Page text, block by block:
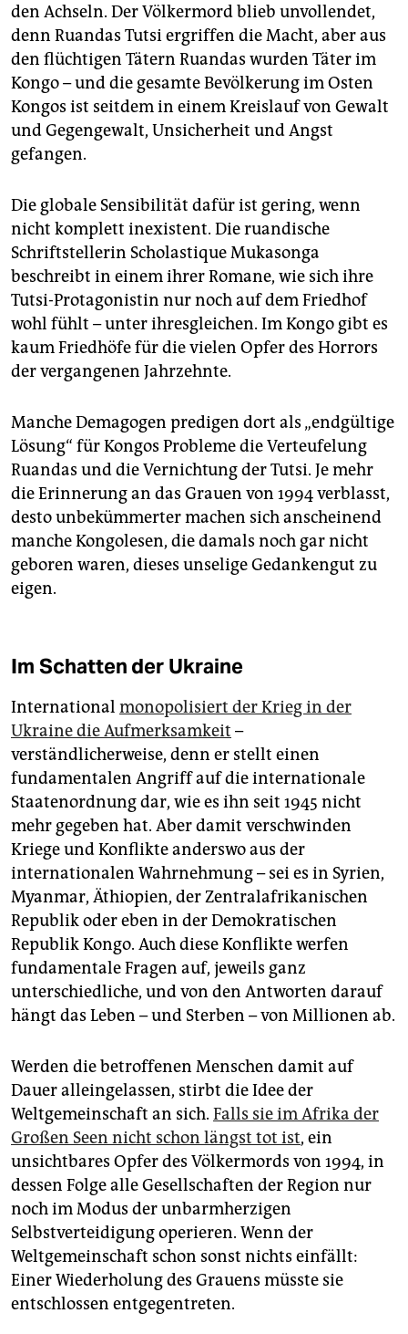
den Achseln. Der Völkermord blieb unvollendet,
denn Ruandas Tutsi ergriffen die Macht, aber aus
den flüchtigen Tätern Ruandas wurden Täter im
Kongo – und die gesamte Bevölkerung im Osten
Kongos ist seitdem in einem Kreislauf von Gewalt
und Gegengewalt, Unsicherheit und Angst
gefangen.
Die globale Sensibilität dafür ist gering, wenn
nicht komplett inexistent. Die ruandische
Schriftstellerin Scholastique Mukasonga
beschreibt in einem ihrer Romane, wie sich ihre
Tutsi-Protagonistin nur noch auf dem Friedhof
wohl fühlt – unter ihresgleichen. Im Kongo gibt es
kaum Friedhöfe für die vielen Opfer des Horrors
der vergangenen Jahrzehnte.
Manche Demagogen predigen dort als „endgültige
Lösung“ für Kongos Probleme die Verteufelung
Ruandas und die Vernichtung der Tutsi. Je mehr
die Erinnerung an das Grauen von 1994 verblasst,
desto unbekümmerter machen sich anscheinend
manche Kongolesen, die damals noch gar nicht
geboren waren, dieses unselige Gedankengut zu
eigen.
Im Schatten der Ukraine
International monopolisiert der Krieg in der
Ukraine die Aufmerksamkeit –
verständlicherweise, denn er stellt einen
fundamentalen Angriff auf die internationale
Staatenordnung dar, wie es ihn seit 1945 nicht
mehr gegeben hat. Aber damit verschwinden
Kriege und Konflikte anderswo aus der
internationalen Wahrnehmung – sei es in Syrien,
Myanmar, Äthiopien, der Zentralafrikanischen
Republik oder eben in der Demokratischen
Republik Kongo. Auch diese Konflikte werfen
fundamentale Fragen auf, jeweils ganz
unterschiedliche, und von den Antworten darauf
hängt das Leben – und Sterben – von Millionen ab.
Werden die betroffenen Menschen damit auf
Dauer alleingelassen, stirbt die Idee der
Weltgemeinschaft an sich. Falls sie im Afrika der
Großen Seen nicht schon längst tot ist, ein
unsichtbares Opfer des Völkermords von 1994, in
dessen Folge alle Gesellschaften der Region nur
noch im Modus der unbarmherzigen
Selbstverteidigung operieren. Wenn der
Weltgemeinschaft schon sonst nichts einfällt:
Einer Wiederholung des Grauens müsste sie
entschlossen entgegentreten.